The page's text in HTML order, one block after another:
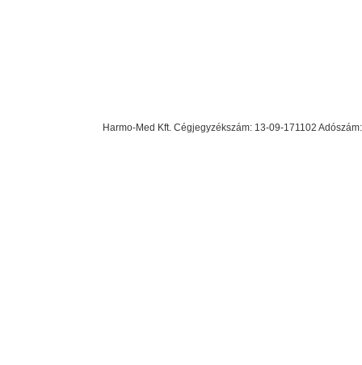
Harmo-Med Kft. Cégjegyzékszám: 13-09-171102